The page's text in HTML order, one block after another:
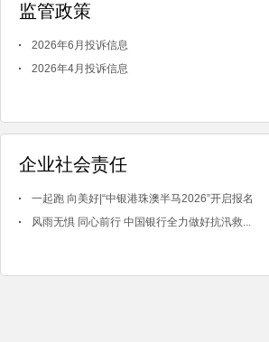
监管政策
2026年6月投诉信息
2026年4月投诉信息
企业社会责任
一起跑 向美好|“中银港珠澳半马2026”开启报名
风雨无惧 同心前行 中国银行全力做好抗汛救...